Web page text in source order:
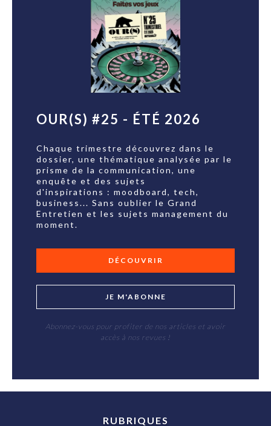
OUR(S) #25 - ÉTÉ 2026
Chaque trimestre découvrez dans le
dossier, une thématique analysée par le
prisme de la communication, une
enquête et des sujets
d'inspirations : moodboard, tech,
business... Sans oublier le Grand
Entretien et les sujets management du
moment.
DÉCOUVRIR
JE M'ABONNE
Abonnez-vous pour profiter de nos articles et avoir
accès à nos revues !
RUBRIQUES